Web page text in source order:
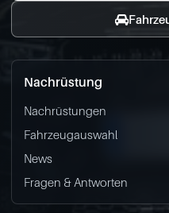
Nachrüstung
Nachrüstungen
Fahrzeugauswahl
News
Fragen & Antworten